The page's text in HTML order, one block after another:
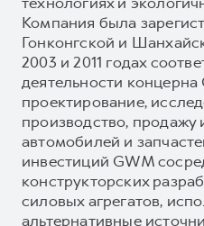
Компания была
Гонконгской и
2003 и 2011 годах
деятельности
проектирование,
производство, продажу
автомобилей и
инвестиций GWM
конструкторских
силовых агрегатов,
альтернативные